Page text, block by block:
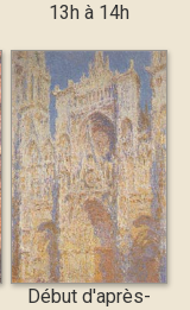
13h à 14h
Début d'après-